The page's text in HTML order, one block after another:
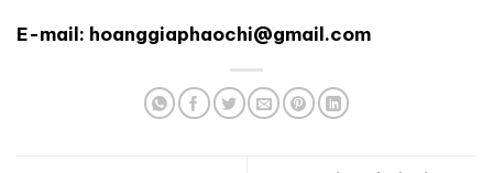
E-mail: hoanggiaphaochi@gmail.com